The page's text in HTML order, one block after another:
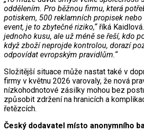
oddělením. Pro běžnou firmu, která
potiskem, 500 reklamních propisek
event, je to zbytečné riziko,“říká Kaidlová.
jednoho kusu, ale už méně se řeší, kdo
když zboží neprojde kontrolou, dorazí
odpovídat evropským pravidlům.“
Složitější situace může nastat také v
firmy v květnu 2026 varovaly, že nová
nízkohodnotové zásilky mohou bez
způsobit zdržení na hranicích a
řetězcích.
Český dodavatel místo anonymního